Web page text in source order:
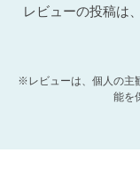
レビューの投稿は
※レビューは、個人の主
能を